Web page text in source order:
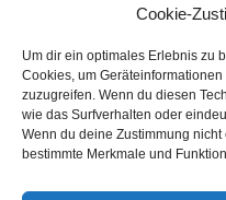
Cookie-
Um dir ein optimales Erlebnis zu
Cookies, um
zuzugreifen. Wenn du diesen
wie das Surfverhalten oder
Wenn du deine Zustimmung
bestimmte Merkmale und
loka­le Sicht­bar­keit.
noch heute.